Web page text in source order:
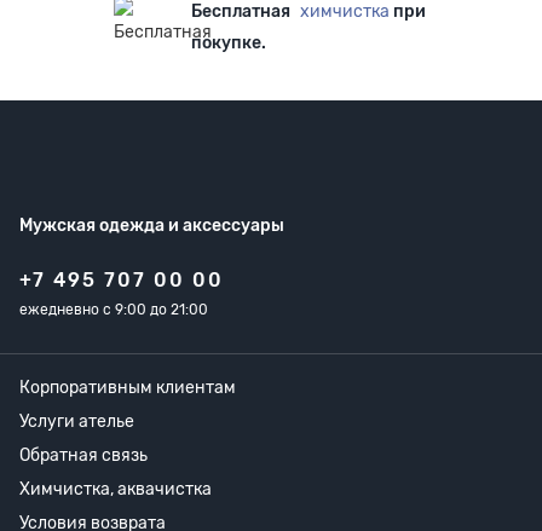
Бесплатная химчистка при
покупке.
Мужская одежда и аксессуары
+7 495 707 00 00
ежедневно с 9:00 до 21:00
Корпоративным клиентам
Услуги ателье
Обратная связь
Химчистка, аквачистка
Условия возврата